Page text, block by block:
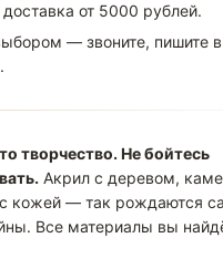
доставка от 5000 рублей.
— звоните, пишите
творчество. Не бойтесь
Акрил с деревом,
кожей — так рождаются
Все материалы вы